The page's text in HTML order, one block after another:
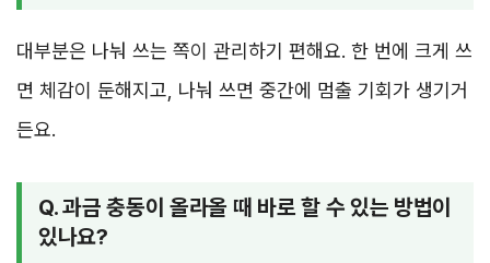
대부분은 나눠 쓰는 쪽이 관리하기 편해요. 한 번에 크게 쓰
면 체감이 둔해지고, 나눠 쓰면 중간에 멈출 기회가 생기거
든요.
Q. 과금 충동이 올라올 때 바로 할 수 있는 방법이
있나요?